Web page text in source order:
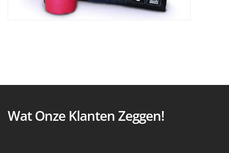
Wat Onze Klanten Zeggen!